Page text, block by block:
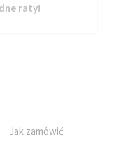
raty!
Jak zamówić